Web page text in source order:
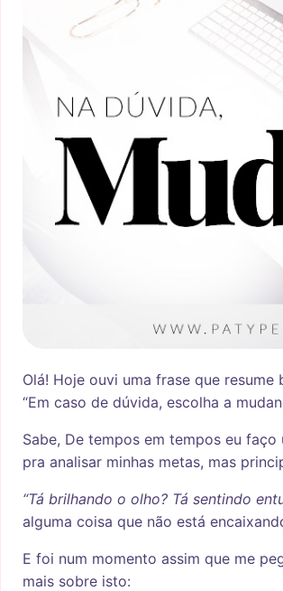
Olá! Hoje ouvi uma frase que
“Em caso de dúvida, escolha a
Sabe, De tempos em tempos eu
pra analisar minhas metas, mas
“Tá brilhando o olho? Tá sentindo
alguma coisa que não está
E foi num momento assim que me
mais sobre isto: